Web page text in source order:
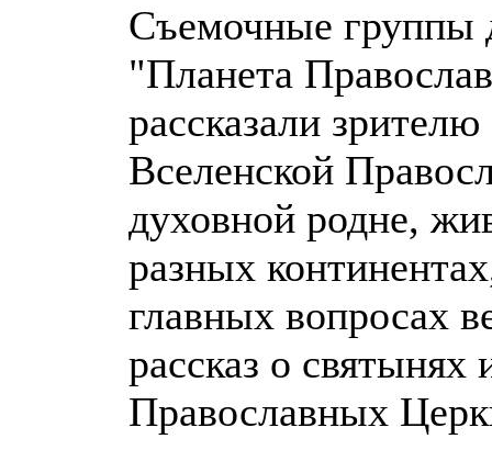
Съемочные группы
"Планета
рассказали
Вселенской
духовной родне,
разных
главных вопросах
рассказ о
Православных